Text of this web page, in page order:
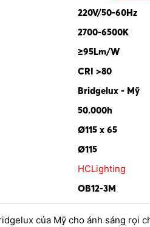
220V/50-60Hz
2700-6500K
≥95Lm/W
CRI >80
Bridgelux - Mỹ
50.000h
Ø115 x 65
Ø115
HCLighting
OB12-3M
của Mỹ cho ánh sáng rọi